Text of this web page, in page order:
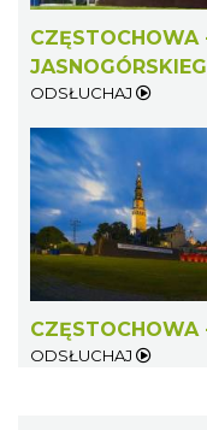
CZĘSTOCHOWA
ODSŁUCHAJ
CZĘSTOCHOWA
ODSŁUCHAJ